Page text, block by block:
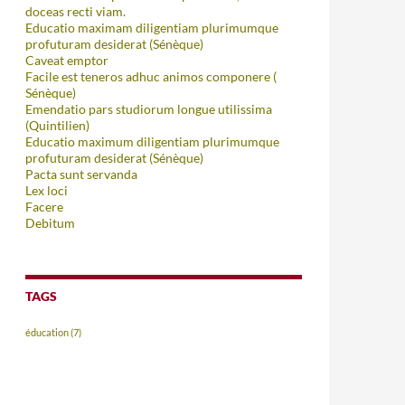
doceas recti viam.
Educatio maximam diligentiam plurimumque
profuturam desiderat (Sénèque)
Caveat emptor
Facile est teneros adhuc animos componere (
Sénèque)
Emendatio pars studiorum longue utilissima
(Quintilien)
Educatio maximum diligentiam plurimumque
profuturam desiderat (Sénèque)
Pacta sunt servanda
Lex loci
Facere
Debitum
TAGS
éducation(7)